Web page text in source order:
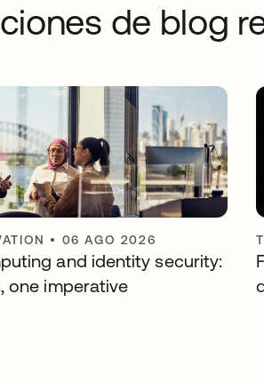
de blog
• 06 AGO 2026
and identity security:
one imperative